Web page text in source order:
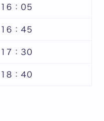
16：05
16：45
17：30
18：40